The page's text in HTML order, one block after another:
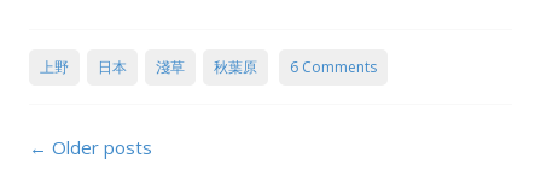
上野 日本 淺草 秋葉原 6 Comments
Posts
← Older posts